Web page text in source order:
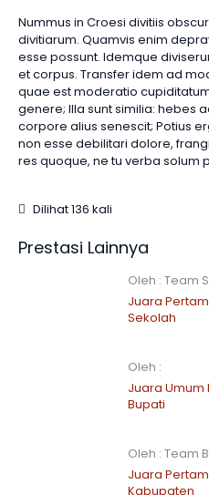
Nummus in Croesi divitiis
divitiarum. Quamvis enim
esse possunt. Idemque
et corpus. Transfer idem ad
quae est moderatio
genere; Illa sunt similia: hebes
corpore alius senescit; Potius
non esse debilitari dolore,
res quoque, ne tu verba solum
Dilihat 136 kali
Prestasi Lainnya
Oleh : Team
Juara
Sekolah
Oleh :
Juara Umum
Bupati
Oleh : Team
Juara
Kabupaten